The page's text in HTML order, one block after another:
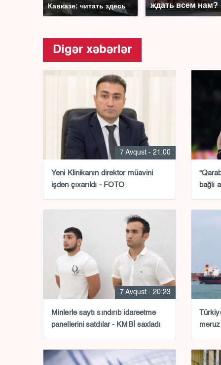
Кавказе: читать здесь
ждать всем нам?
Digər xəbərlər
7 Avqust - 21:00
Yeni Klinikanın direktor müavini
işdən çıxarıldı - FOTO
bağlı
7 Avqust - 20:23
Minlərlə saytı sındırıb idarəetmə
panellərini satdılar - KMBİ saxladı
məruz